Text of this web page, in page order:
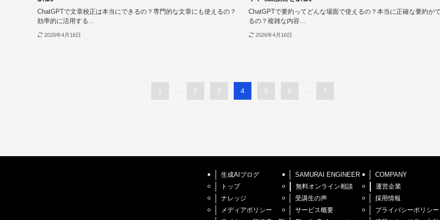
ChatGPTで文章校正は本当にできるの？専門的な文章にも使えるの？
効率的に活用する...
2026年4月16日
ChatGPTで要約ってどんな場面で使えるの？本当に正確な要約が
るの？複雑な内容...
2026年4月16日
1 2 3 4 5 6 7
生成AIブログ
トップ
ナレッジ
メディアポリシー
SAMURAI ENGINEER
無料オンライン相談
受講生の声
サービス概要
COMPANY
運営企業
採用情報
プライバシーポリシー